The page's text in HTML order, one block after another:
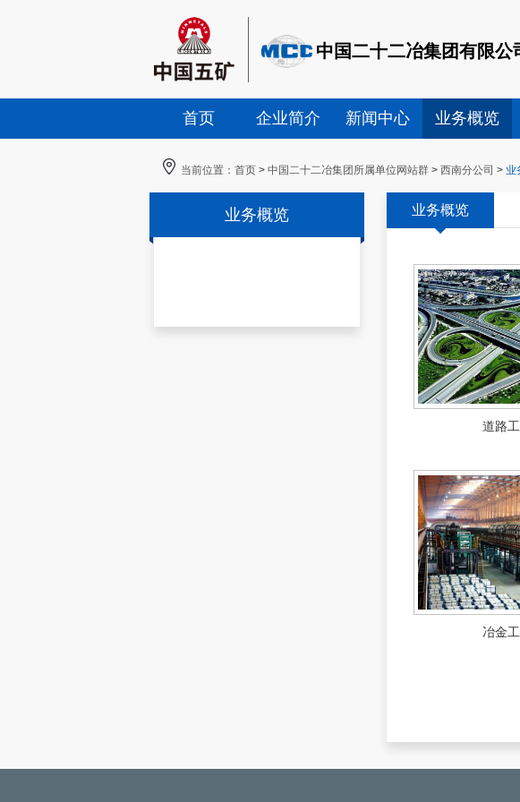
中国二十二冶集团有限公
首页 企业简介 新闻中心 业务概览
当前位置： 首页 > 中国二十二冶集团所属单位网站群 > 西南分公司 > 业
业务概览 业务概览
道路
冶金